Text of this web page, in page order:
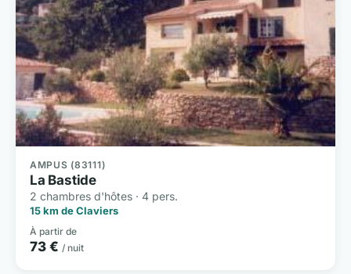
AMPUS (83111)
La Bastide
2 chambres d'hôtes · 4 pers.
15 km de Claviers
À partir de
73 € / nuit